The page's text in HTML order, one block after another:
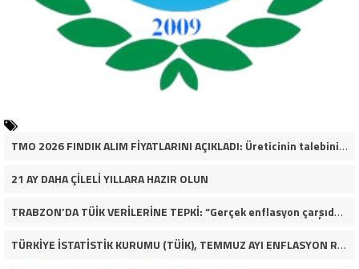
TMO 2026 FINDIK ALIM FİYATLARINI AÇIKLADI: Üreticinin talebinin çok altında
21 AY DAHA ÇİLELİ YILLARA HAZIR OLUN
TRABZON’DA TÜİK VERİLERİNE TEPKİ: “Gerçek enflasyon çarşıda, pazarda ve mutfakta yaşanıyor”
TÜRKİYE İSTATİSTİK KURUMU (TÜİK), TEMMUZ AYI ENFLASYON RAKAMLARINI AÇIKLADI